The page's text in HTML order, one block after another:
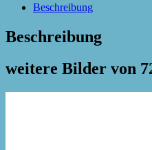
Beschreibung
Beschreibung
weitere Bilder von